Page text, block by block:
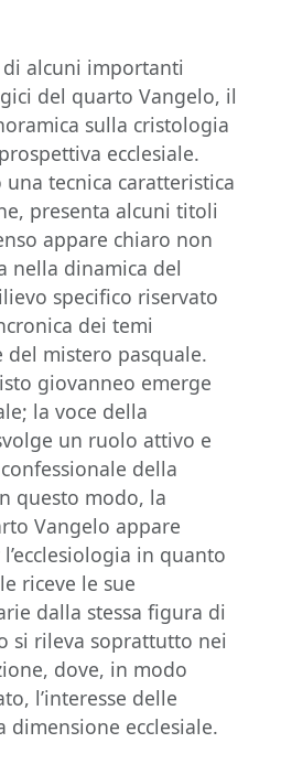
di alcuni importanti
del quarto Vangelo, il
sulla cristologia
ecclesiale.
tecnica caratteristica
presenta alcuni titoli
appare chiaro non
nella dinamica del
specifico riservato
dei temi
del mistero pasquale.
giovanneo emerge
la voce della
un ruolo attivo e
della
questo modo, la
Vangelo appare
in quanto
riceve le sue
dalla stessa figura di
si rileva soprattutto nei
dove, in modo
l’interesse delle
dimensione ecclesiale.